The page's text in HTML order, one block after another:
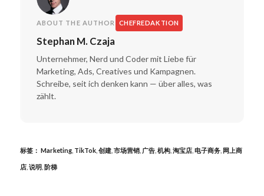
ABOUT THE AUTHOR CHEFREDAKTION
Stephan M. Czaja
Unternehmer, Nerd und Coder mit Liebe für
Marketing, Ads, Creatives und Kampagnen.
Schreibe, seit ich denken kann — über alles, was
zählt.
标签： Marketing, TikTok, 创建, 市场营销, 广告, 机构, 淘宝店, 电子商务, 网上商
店, 说明 阶梯